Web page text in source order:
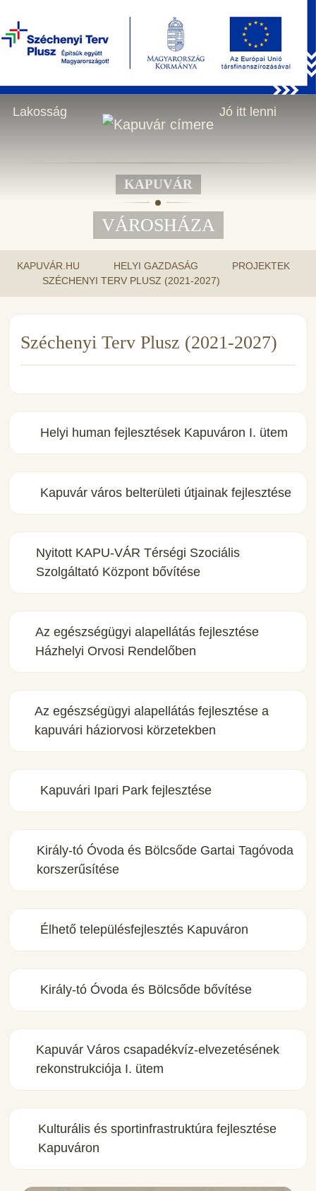
2026.08.07., péntek - Ibolya napja
HU
Lakosság Jó itt lenni
KAPUVÁR
VÁROSHÁZA
KAPUVÁR.HU HELYI GAZDASÁG
PROJEKTEK
SZÉCHENYI TERV PLUSZ (2021-2027)
Széchenyi Terv Plusz (2021-2027)
Helyi human fejlesztések Kapuváron I. ütem
Kapuvár város belterületi útjainak fejlesztése
Nyitott KAPU-VÁR Térségi Szociális
Szolgáltató Központ bővítése
Az egészségügyi alapellátás fejlesztése
Házhelyi Orvosi Rendelőben
Az egészségügyi alapellátás fejlesztése a
kapuvári háziorvosi körzetekben
Kapuvári Ipari Park fejlesztése
Király-tó Óvoda és Bölcsőde Gartai Tagóvoda
korszerűsítése
Élhető településfejlesztés Kapuváron
Király-tó Óvoda és Bölcsőde bővítése
Kapuvár Város csapadékvíz-elvezetésének
rekonstrukciója I. ütem
Kulturális és sportinfrastruktúra fejlesztése
Kapuváron